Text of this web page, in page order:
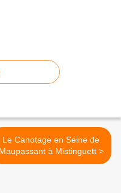
Le Canotage en Seine de
Maupassant à Mistinguett >